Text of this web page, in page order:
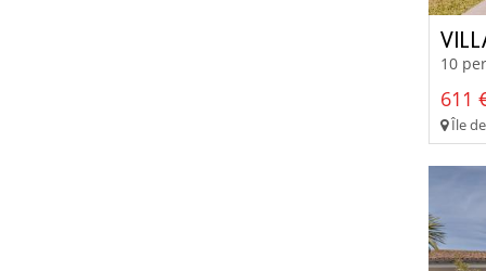
10
611
Île de